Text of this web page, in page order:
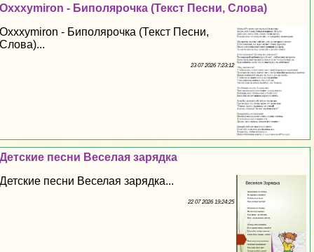
Oxxxymiron - Биполярочка (Текст Песни, Слова)
Oxxxymiron - Биполярочка (Текст Песни,
Слова)...
23 07 2026 7:23:12
Детские песни Веселая зарядка
Детские песни Веселая зарядка...
22 07 2026 19:24:25